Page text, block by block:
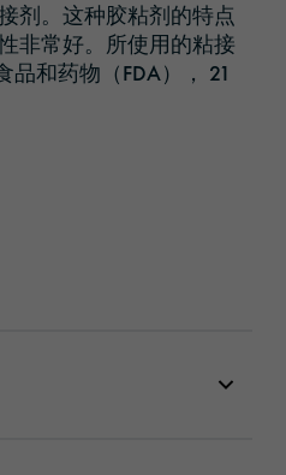
剂。这种胶粘剂的特点
非常好。所使用的粘接
品和药物（FDA）， 21